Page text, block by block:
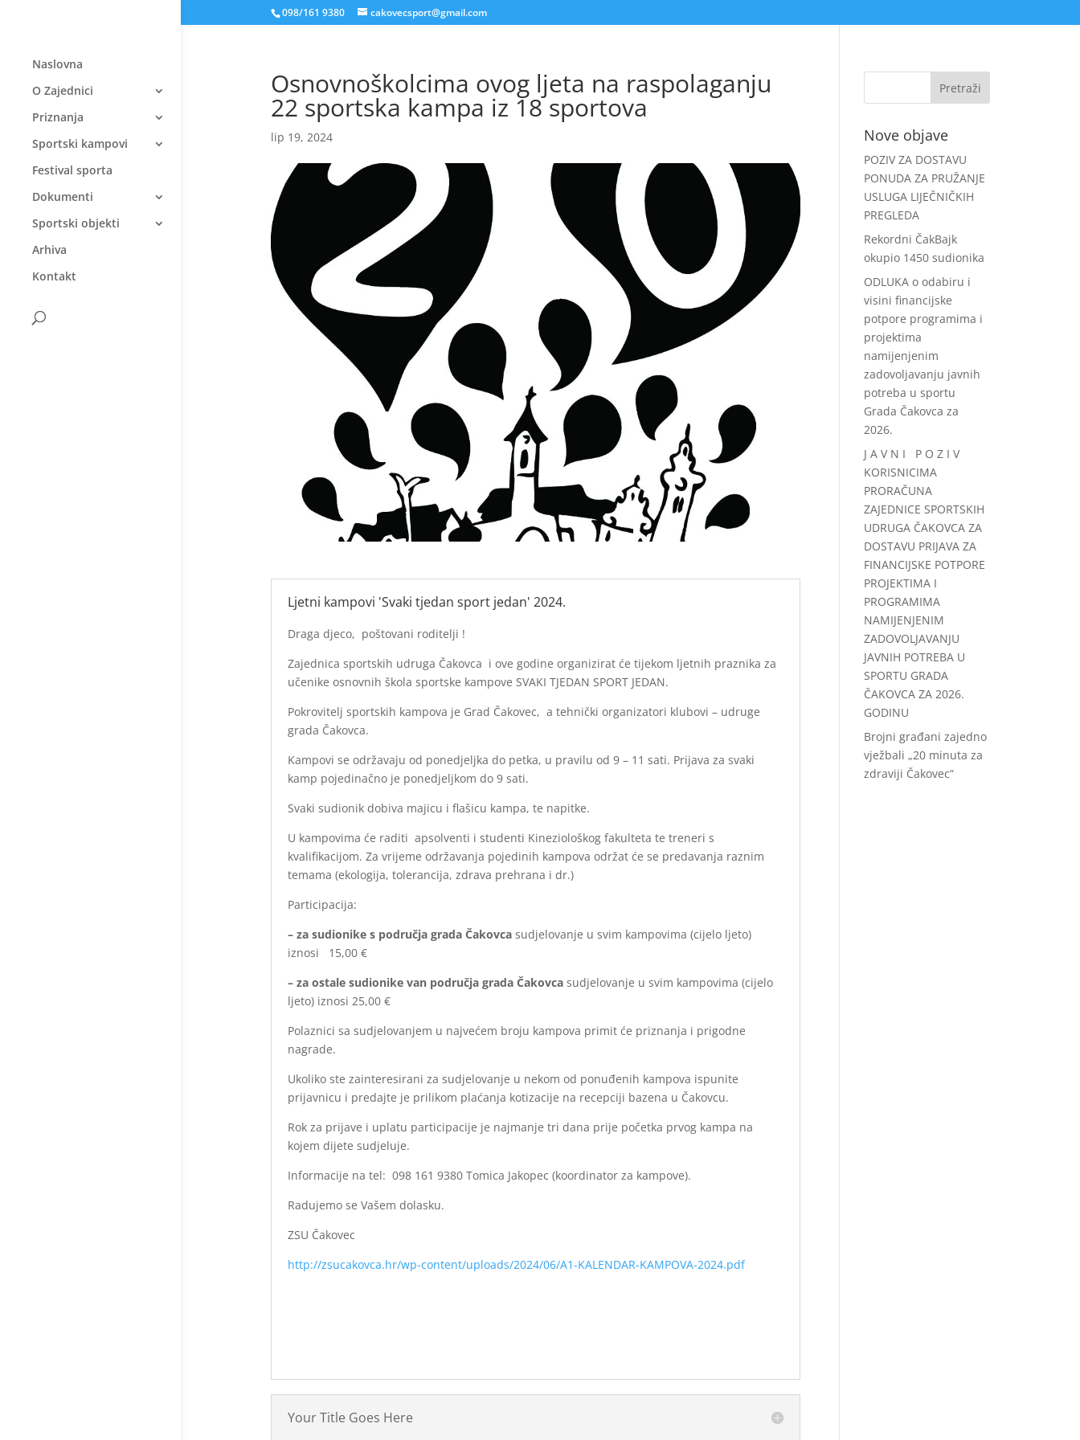
098/161 9380 cakovecsport@gmail.com
Naslovna
O Zajednici
Priznanja
Sportski kampovi
Festival sporta
Dokumenti
Sportski objekti
Arhiva
Kontakt
Osnovnoškolcima ovog ljeta na raspolaganju
22 sportska kampa iz 18 sportova
lip 19, 2024
Ljetni kampovi 'Svaki tjedan sport jedan' 2024.
Draga djeco, poštovani roditelji !
Zajednica sportskih udruga Čakovca i ove godine organizirat će tijekom ljetnih praznika za
učenike osnovnih škola sportske kampove SVAKI TJEDAN SPORT JEDAN.
Pokrovitelj sportskih kampova je Grad Čakovec, a tehnički organizatori klubovi – udruge
grada Čakovca.
Kampovi se održavaju od ponedjeljka do petka, u pravilu od 9 – 11 sati. Prijava za svaki
kamp pojedinačno je ponedjeljkom do 9 sati.
Svaki sudionik dobiva majicu i flašicu kampa, te napitke.
U kampovima će raditi apsolventi i studenti Kineziološkog fakulteta te treneri s
kvalifikacijom. Za vrijeme održavanja pojedinih kampova održat će se predavanja raznim
temama (ekologija, tolerancija, zdrava prehrana i dr.)
Participacija:
– za sudionike s područja grada Čakovca sudjelovanje u svim kampovima (cijelo ljeto)
iznosi 15,00 €
– za ostale sudionike van područja grada Čakovca sudjelovanje u svim kampovima (cijelo
ljeto) iznosi 25,00 €
Polaznici sa sudjelovanjem u najvećem broju kampova primit će priznanja i prigodne
nagrade.
Ukoliko ste zainteresirani za sudjelovanje u nekom od ponuđenih kampova ispunite
prijavnicu i predajte je prilikom plaćanja kotizacije na recepciji bazena u Čakovcu.
Rok za prijave i uplatu participacije je najmanje tri dana prije početka prvog kampa na
kojem dijete sudjeluje.
Informacije na tel: 098 161 9380 Tomica Jakopec (koordinator za kampove).
Radujemo se Vašem dolasku.
ZSU Čakovec
http://zsucakovca.hr/wp-content/uploads/2024/06/A1-KALENDAR-KAMPOVA-2024.pdf
Your Title Goes Here
Nove objave
POZIV ZA DOSTAVU
PONUDA ZA PRUŽANJE
USLUGA LIJEČNIČKIH
PREGLEDA
Rekordni ČakBajk
okupio 1450 sudionika
ODLUKA o odabiru i
visini financijske
potpore programima i
projektima
namijenjenim
zadovoljavanju javnih
potreba u sportu
Grada Čakovca za
2026.
J A V N I P O Z I V
KORISNICIMA
PRORAČUNA
ZAJEDNICE SPORTSKIH
UDRUGA ČAKOVCA ZA
DOSTAVU PRIJAVA ZA
FINANCIJSKE POTPORE
PROJEKTIMA I
PROGRAMIMA
NAMIJENJENIM
ZADOVOLJAVANJU
JAVNIH POTREBA U
SPORTU GRADA
ČAKOVCA ZA 2026.
GODINU
Brojni građani zajedno
vježbali „20 minuta za
zdraviji Čakovec“